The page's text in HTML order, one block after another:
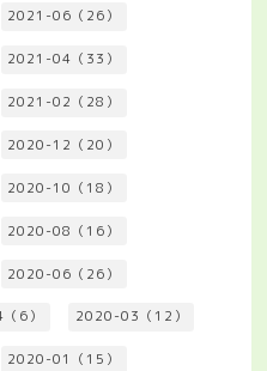
2021-06（26）
2021-04（33）
2021-02（28）
2020-12（20）
2020-10（18）
2020-08（16）
2020-06（26）
6） 2020-03（12）
2020-01（15）